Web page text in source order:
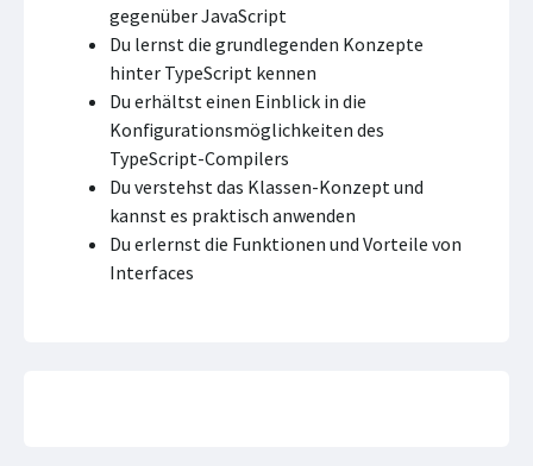
gegenüber JavaScript
Du lernst die grundlegenden Konzepte
hinter TypeScript kennen
Du erhältst einen Einblick in die
Konﬁgurationsmöglichkeiten des
TypeScript-Compilers
Du verstehst das Klassen-Konzept und
kannst es praktisch anwenden
Du erlernst die Funktionen und Vorteile von
Interfaces